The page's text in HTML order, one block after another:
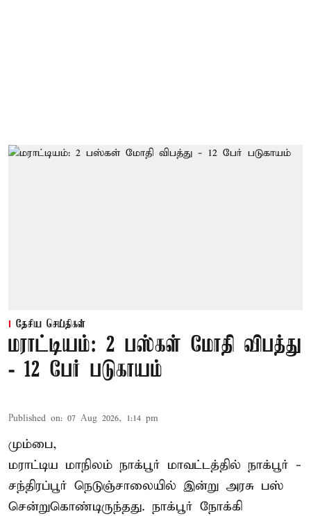
தேசிய செய்திகள்
மராட்டியம்: 2 பஸ்கள் மோதி விபத்து
- 12 பேர் படுகாயம்
Published on: 07 Aug 2026, 1:14 pm
மும்பை,
மராட்டிய மாநிலம் நாக்பூர் மாவட்டத்தில் நாக்பூர் -
சந்திரப்பூர் நெடுஞ்சாலையில் இன்று அரசு பஸ்
சென்றுகொண்டிருந்தது. நாக்பூர் நோக்கி